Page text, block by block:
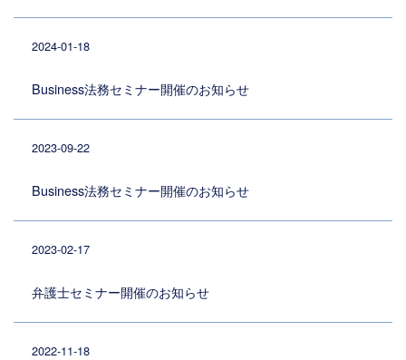
2024-01-18
Business法務セミナー開催のお知らせ
2023-09-22
Business法務セミナー開催のお知らせ
2023-02-17
弁護士セミナー開催のお知らせ
2022-11-18